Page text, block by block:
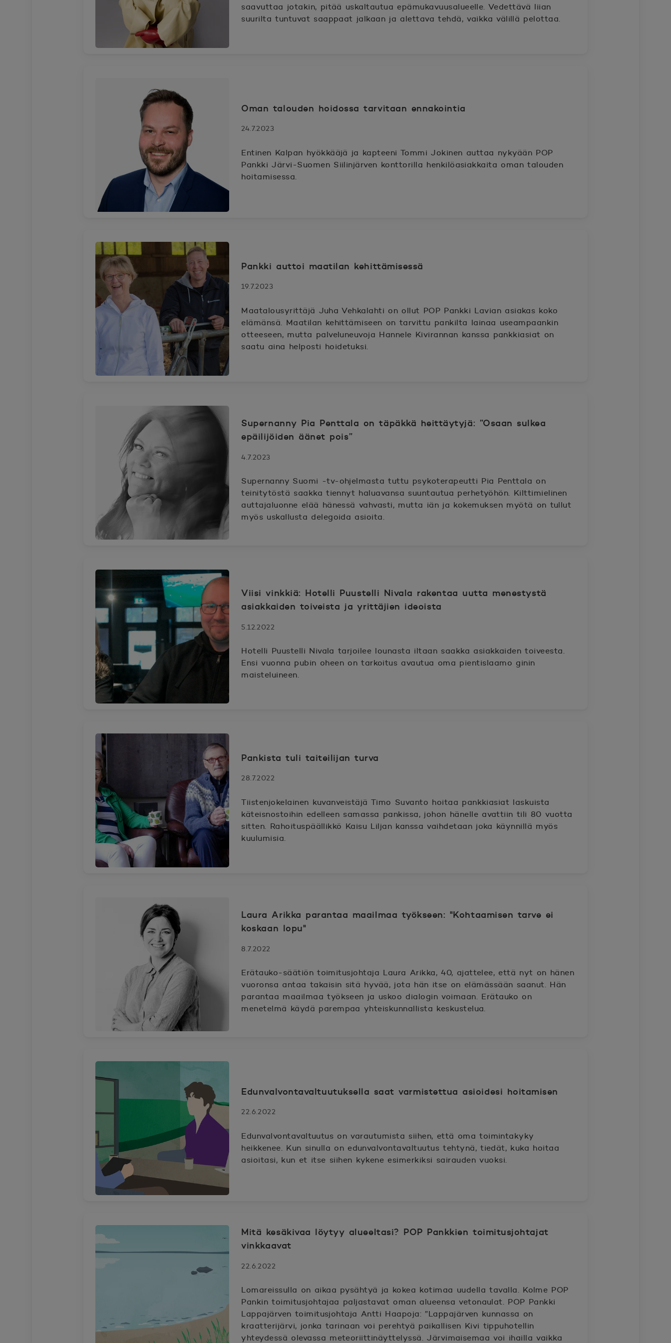
saavuttaa jotakin, pitää uskaltautua epämukavuusalueelle. Vedettävä liian
suurilta tuntuvat saappaat jalkaan ja alettava tehdä, vaikka välillä pelottaa.
Oman talouden hoidossa tarvitaan ennakointia
24.7.2023
Entinen Kalpan hyökkääjä ja kapteeni Tommi Jokinen auttaa nykyään POP
Pankki Järvi-Suomen Siilinjärven konttorilla henkilöasiakkaita oman talouden
hoitamisessa.
Pankki auttoi maatilan kehittämisessä
19.7.2023
Maatalousyrittäjä Juha Vehkalahti on ollut POP Pankki Lavian asiakas koko
elämänsä. Maatilan kehittämiseen on tarvittu pankilta lainaa useampaankin
otteeseen, mutta palveluneuvoja Hannele Kivirannan kanssa pankkiasiat on
saatu aina helposti hoidetuksi.
Supernanny Pia Penttala on täpäkkä heittäytyjä: ”Osaan sulkea
epäilijöiden äänet pois”
4.7.2023
Supernanny Suomi -tv-ohjelmasta tuttu psykoterapeutti Pia Penttala on
teinitytöstä saakka tiennyt haluavansa suuntautua perhetyöhön. Kilttimielinen
auttajaluonne elää hänessä vahvasti, mutta iän ja kokemuksen myötä on tullut
myös uskallusta delegoida asioita.
Viisi vinkkiä: Hotelli Puustelli Nivala rakentaa uutta menestystä
asiakkaiden toiveista ja yrittäjien ideoista
5.12.2022
Hotelli Puustelli Nivala tarjoilee lounasta iltaan saakka asiakkaiden toiveesta.
Ensi vuonna pubin oheen on tarkoitus avautua oma pientislaamo ginin
maisteluineen.
Pankista tuli taiteilijan turva
28.7.2022
Tiistenjokelainen kuvanveistäjä Timo Suvanto hoitaa pankkiasiat laskuista
käteisnostoihin edelleen samassa pankissa, johon hänelle avattiin tili 80 vuotta
sitten. Rahoituspäällikkö Kaisu Liljan kanssa vaihdetaan joka käynnillä myös
kuulumisia.
Laura Arikka parantaa maailmaa työkseen: "Kohtaamisen tarve ei
koskaan lopu"
8.7.2022
Erätauko-säätiön toimitusjohtaja Laura Arikka, 40, ajattelee, että nyt on hänen
vuoronsa antaa takaisin sitä hyvää, jota hän itse on elämässään saanut. Hän
parantaa maailmaa työkseen ja uskoo dialogin voimaan. Erätauko on
menetelmä käydä parempaa yhteiskunnallista keskustelua.
Edunvalvontavaltuutuksella saat varmistettua asioidesi hoitamisen
22.6.2022
Edunvalvontavaltuutus on varautumista siihen, että oma toimintakyky
heikkenee. Kun sinulla on edunvalvontavaltuutus tehtynä, tiedät, kuka hoitaa
asioitasi, kun et itse siihen kykene esimerkiksi sairauden vuoksi.
Mitä kesäkivaa löytyy alueeltasi? POP Pankkien toimitusjohtajat
vinkkaavat
22.6.2022
Lomareissulla on aikaa pysähtyä ja kokea kotimaa uudella tavalla. Kolme POP
Pankin toimitusjohtajaa paljastavat oman alueensa vetonaulat. POP Pankki
Lappajärven toimitusjohtaja Antti Haapoja: ”Lappajärven kunnassa on
kraatterijärvi, jonka tarinaan voi perehtyä paikallisen Kivi tippuhotellin
yhteydessä olevassa meteoriittinäyttelyssä. Järvimaisemaa voi ihailla vaikka